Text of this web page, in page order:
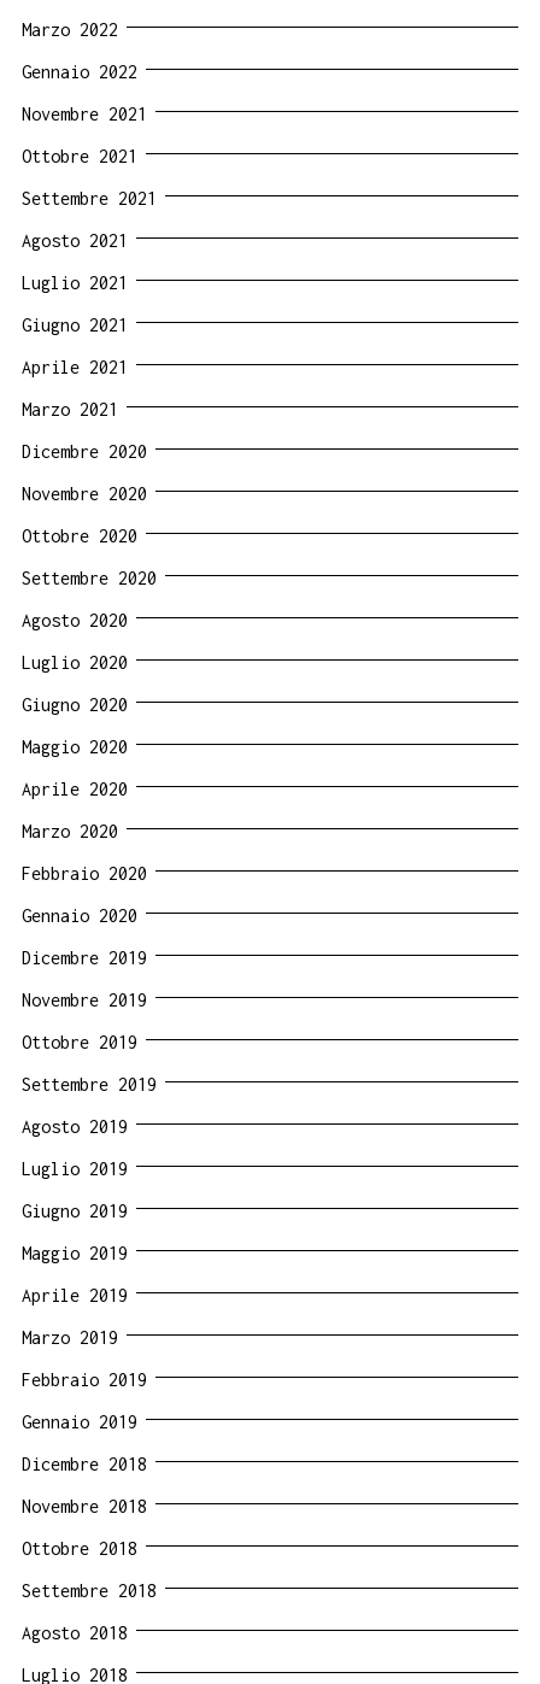
Marzo 2022
Gennaio 2022
Novembre 2021
Ottobre 2021
Settembre 2021
Agosto 2021
Luglio 2021
Giugno 2021
Aprile 2021
Marzo 2021
Dicembre 2020
Novembre 2020
Ottobre 2020
Settembre 2020
Agosto 2020
Luglio 2020
Giugno 2020
Maggio 2020
Aprile 2020
Marzo 2020
Febbraio 2020
Gennaio 2020
Dicembre 2019
Novembre 2019
Ottobre 2019
Settembre 2019
Agosto 2019
Luglio 2019
Giugno 2019
Maggio 2019
Aprile 2019
Marzo 2019
Febbraio 2019
Gennaio 2019
Dicembre 2018
Novembre 2018
Ottobre 2018
Settembre 2018
Agosto 2018
Luglio 2018